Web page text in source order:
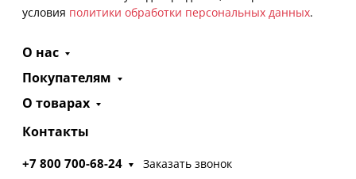
условия политики обработки персональных данных.
О нас
Покупателям
О товарах
Контакты
+7 800 700-68-24 Заказать звонок